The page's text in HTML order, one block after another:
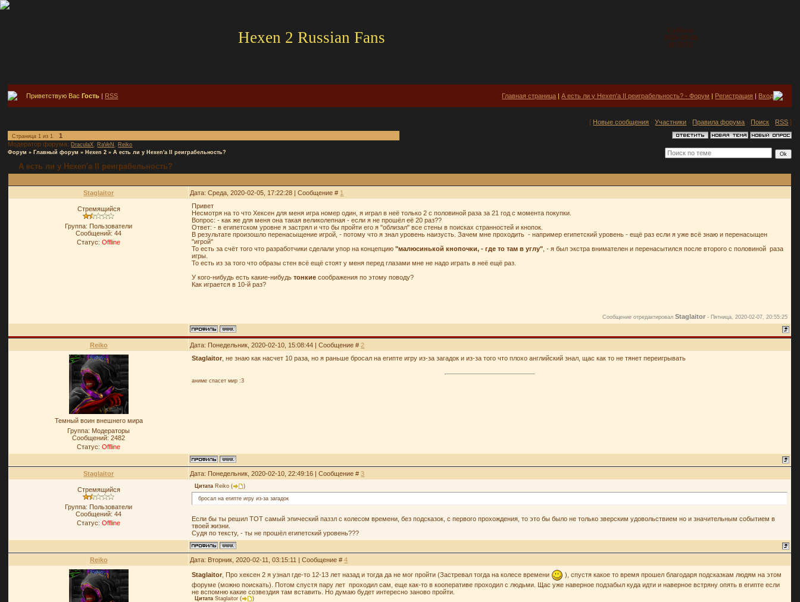
Hexen 2 Russian Fans
Суббота
2026-08-08
18:59:53
Приветствую ВасГость | RSS Главная страница |А есть ли у Hexen'а II реиграбельность? - Форум | Регистрация | Вход
[ Новые сообщения ·Участники · Правила форума · Поиск · RSS ]
Страница 1 из 1
1
Модератор форума:DraculaX ,RaVeN ,Reiko
Форум » Главный форум » Hexen 2 » А есть ли у Hexen'а II реиграбельность?
А есть ли у Hexen'а II реиграбельность?
Staglaitor Дата: Среда, 2020-02-05, 17:22:28 | Сообщение # 1
Стремящийся
Группа: Пользователи
Сообщений:44
Статус:Offline
Привет
Несмотря на то что Хексен для меня игра номер один, я играл в неё только 2 с половиной раза за 21 год с момента покупки.
Вопрос: - как же для меня она такая великолепная - если я не прошёл её 20 раз??
Ответ: - в египетском уровне я застрял и что бы пройти его я "облизал" все стены в поисках странностей и кнопок.
В результате произошло перенасыщение игрой, - потому что я знал уровень наизусть. Зачем мне проходить - например египетский уровень - ещё раз если я уже всё знаю и перенасыщен
"игрой"
То есть за счёт того что разработчики сделали упор на концепцию"малюсинькой кнопочки, - где то там в углу" , - я был экстра внимателен и перенасытился после второго с половиной раза
игры.
То есть из за того что образы стен всё ещё стоят у меня перед глазами мне не надо играть в неё ещё раз.
У кого-нибудь есть какие-нибудьтонкие соображения по этому поводу?
Как играется в 10-й раз?
Сообщение отредактировалStaglaitor - Пятница, 2020-02-07, 20:55:25
Reiko Дата: Понедельник, 2020-02-10, 15:08:44 | Сообщение #2
Темный воин внешнего мира
Группа: Модераторы
Сообщений:2482
Статус:Offline
Staglaitor , не знаю как насчет 10 раза, но я раньше бросал на египте игру из-за загадок и из-за того что плохо английский знал, щас как то не тянет переигрывать
аниме спасет мир :3
Staglaitor Дата: Понедельник, 2020-02-10, 22:49:16 | Сообщение #3
Стремящийся
Группа: Пользователи
Сообщений:44
Статус:Offline
Цитата Reiko ( )
бросал на египте игру из-за загадок
Если бы ты решил ТОТ самый эпический паззл с колесом времени, без подсказок, с первого прохождения, то это бы было не только зверским удовольствием но и значительным событием в
твоей жизни.
Судя по тексту, - ты не прошёл египетский уровень???
Reiko Дата: Вторник, 2020-02-11, 03:15:11 | Сообщение #4
Staglaitor , Про хексен 2 я узнал где-то 12-13 лет назад и тогда да не мог пройти (Застревал тогда на колесе времени
), спустя какое то время прошел благодаря подсказкам людям на этом
форуме (можно поискать). Потом спустя пару лет проходил сам, еще как-то в кооперативе проходил с людьми. Щас уже наверное подзабыл куда идти и наверное встряну опять в египте если
не вспомню какие созвездия там вставить. Но думаю будет интересно заново пройти.
Цитата Staglaitor ( )